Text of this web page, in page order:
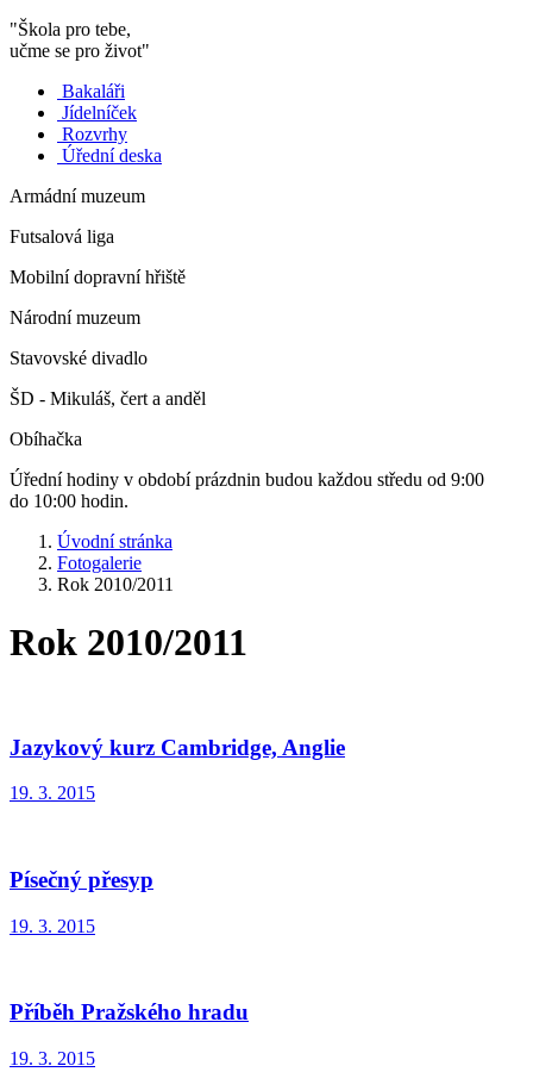
"Škola pro tebe,
učme se pro život"
Bakaláři
Jídelníček
Rozvrhy
Úřední deska
Armádní muzeum
Futsalová liga
Mobilní dopravní hřiště
Národní muzeum
Stavovské divadlo
ŠD - Mikuláš, čert a anděl
Obíhačka
Úřední hodiny v období prázdnin budou každou středu od 9:00
do 10:00 hodin.
Úvodní stránka
Fotogalerie
Rok 2010/2011
Rok 2010/2011
Jazykový kurz Cambridge, Anglie
19. 3. 2015
Písečný přesyp
19. 3. 2015
Příběh Pražského hradu
19. 3. 2015